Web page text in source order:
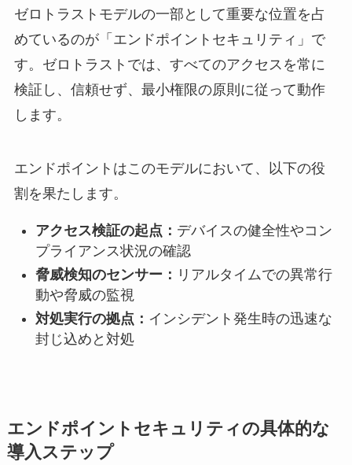
ゼロトラストモデルの一部として重要な位置を占
めているのが「エンドポイントセキュリティ」で
す。ゼロトラストでは、すべてのアクセスを常に
検証し、信頼せず、最小権限の原則に従って動作
します。
エンドポイントはこのモデルにおいて、以下の役
割を果たします。
アクセス検証の起点： デバイスの健全性やコン
プライアンス状況の確認
脅威検知のセンサー： リアルタイムでの異常行
動や脅威の監視
対処実行の拠点： インシデント発生時の迅速な
封じ込めと対処
エンドポイントセキュリティの具体的な
導入ステップ